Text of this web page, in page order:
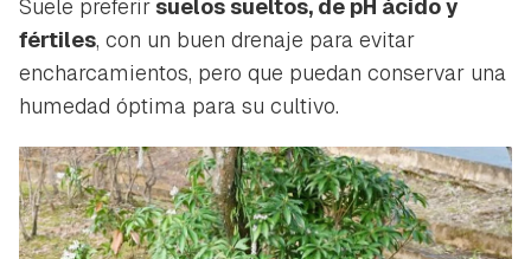
Suele preferir suelos sueltos, de pH ácido y
fértiles, con un buen drenaje para evitar
encharcamientos, pero que puedan conservar una
humedad óptima para su cultivo.